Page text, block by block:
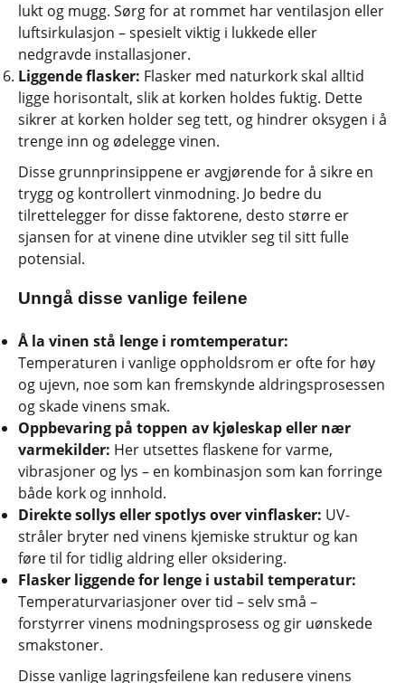
lukt og mugg. Sørg for at rommet har ventilasjon eller
luftsirkulasjon – spesielt viktig i lukkede eller
nedgravde installasjoner.
Liggende flasker: Flasker med naturkork skal alltid
ligge horisontalt, slik at korken holdes fuktig. Dette
sikrer at korken holder seg tett, og hindrer oksygen i å
trenge inn og ødelegge vinen.
Disse grunnprinsippene er avgjørende for å sikre en
trygg og kontrollert vinmodning. Jo bedre du
tilrettelegger for disse faktorene, desto større er
sjansen for at vinene dine utvikler seg til sitt fulle
potensial.
Unngå disse vanlige feilene
Å la vinen stå lenge i romtemperatur:
Temperaturen i vanlige oppholdsrom er ofte for høy
og ujevn, noe som kan fremskynde aldringsprosessen
og skade vinens smak.
Oppbevaring på toppen av kjøleskap eller nær
varmekilder: Her utsettes flaskene for varme,
vibrasjoner og lys – en kombinasjon som kan forringe
både kork og innhold.
Direkte sollys eller spotlys over vinflasker: UV-
stråler bryter ned vinens kjemiske struktur og kan
føre til for tidlig aldring eller oksidering.
Flasker liggende for lenge i ustabil temperatur:
Temperaturvariasjoner over tid – selv små –
forstyrrer vinens modningsprosess og gir uønskede
smakstoner.
Disse vanlige lagringsfeilene kan redusere vinens